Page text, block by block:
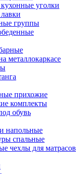
уголки
группы
металлокаркасе
прихожие
комплекты
обувь
напольные
спальные
чехлы для матрасов